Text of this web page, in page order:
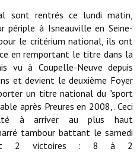
sont rentrés ce lundi matin,
périple à Isneauville en Seine-
le critérium national, ils ont
en remportant le titre dans la
vu à Coupelle-Neuve depuis
et devient le deuxième Foyer
un titre national du "sport
après Preures en 2008,. Ceci
à arriver au plus haut
tambour battant le samedi
2 victoires : 8 à 2